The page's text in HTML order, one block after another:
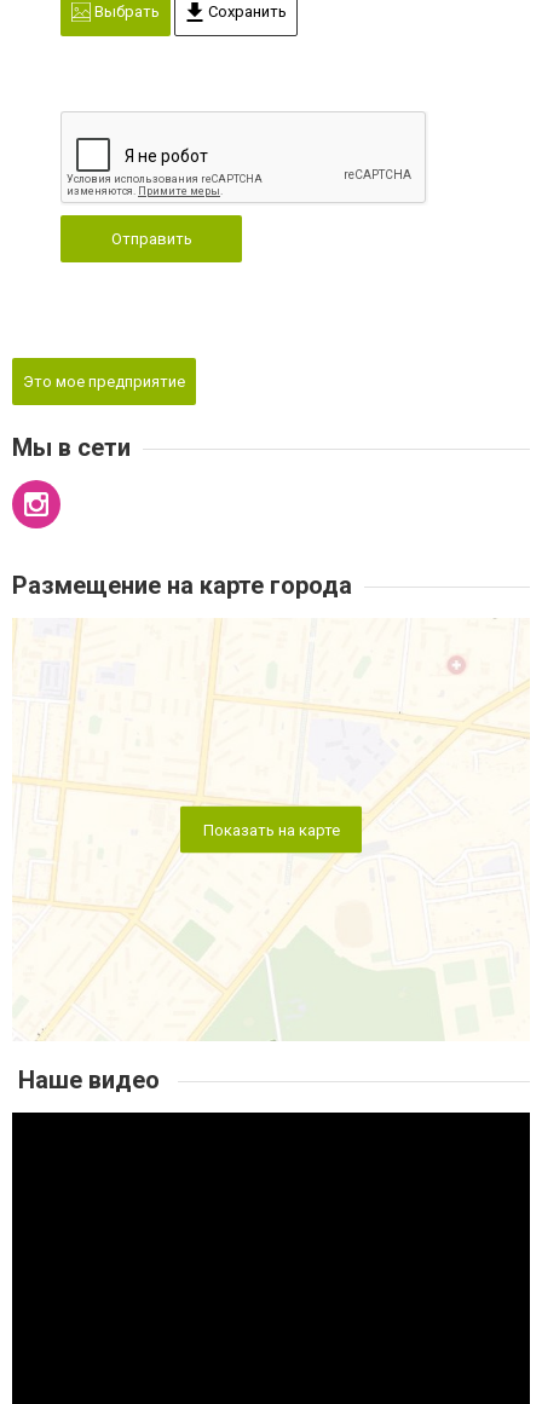
Выбрать
Сохранить
Отправить
Это мое предприятие
Мы в сети
Размещение на карте города
Показать на карте
Наше видео